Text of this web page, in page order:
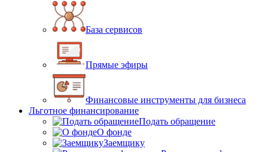
База сервисов
Прямые эфиры
Финансовые инструменты для бизнеса
Льготное финансирование
Подать обращение
О фонде
Заемщику